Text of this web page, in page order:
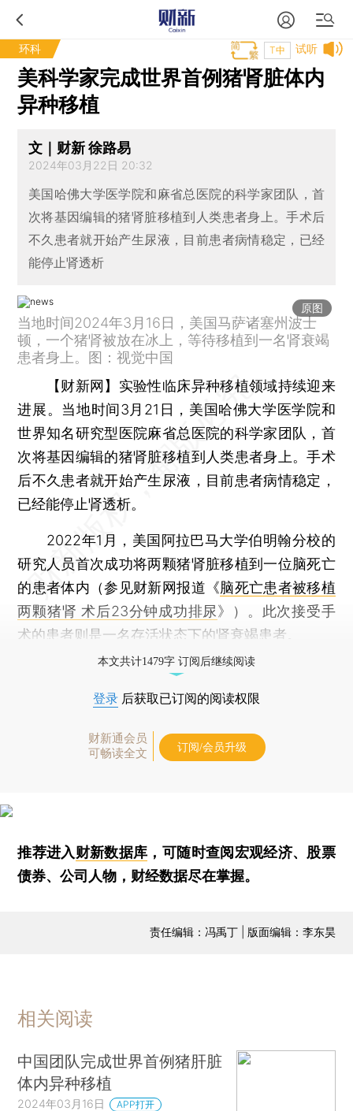
环科 试听
T中
美科学家完成世界首例猪肾脏体内
异种移植
文｜财新 徐路易
2024年03月22日 20:32
美国哈佛大学医学院和麻省总医院的科学家团队，首
次将基因编辑的猪肾脏移植到人类患者身上。手术后
不久患者就开始产生尿液，目前患者病情稳定，已经
能停止肾透析
原图
当地时间2024年3月16日，美国马萨诸塞州波士
顿，一个猪肾被放在冰上，等待移植到一名肾衰竭
患者身上。图：视觉中国
【财新网】 实验性临床异种移植领域持续迎来
进展。当地时间3月21日，美国哈佛大学医学院和
世界知名研究型医院麻省总医院的科学家团队，首
次将基因编辑的猪肾脏移植到人类患者身上。手术
后不久患者就开始产生尿液，目前患者病情稳定，
已经能停止肾透析。
2022年1月，美国阿拉巴马大学伯明翰分校的
研究人员首次成功将两颗猪肾脏移植到一位脑死亡
的患者体内（参见财新网报道《脑死亡患者被移植
两颗猪肾 术后23分钟成功排尿》）。此次接受手
术的患者则是一名存活状态下的肾衰竭患者。
本文共计1479字 订阅后继续阅读
登录 后获取已订阅的阅读权限
财新通会员
可畅读全文
订阅/会员升级
推荐进入财新数据库 ，可随时查阅宏观经济、股票
债券、公司人物，财经数据尽在掌握。
责任编辑：冯禹丁 | 版面编辑：李东昊
相关阅读
中国团队完成世界首例猪肝脏
体内异种移植
2024年03月16日 APP打开